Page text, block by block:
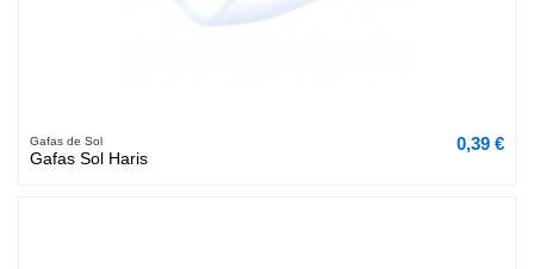
Gafas de Sol
Gafas Sol Haris
0,39 €